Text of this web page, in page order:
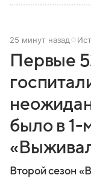
25 минут назад
Первые
было в 1-
Второй сезон